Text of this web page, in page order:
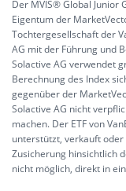
Der MVIS® Global Junior
Eigentum der
Tochtergesellschaft der
AG mit der Führung und
Solactive AG verwendet
Berechnung des Index
gegenüber der
Solactive AG nicht
machen. Der ETF von
unterstützt, verkauft
Zusicherung hinsichtlich
nicht möglich, direkt in